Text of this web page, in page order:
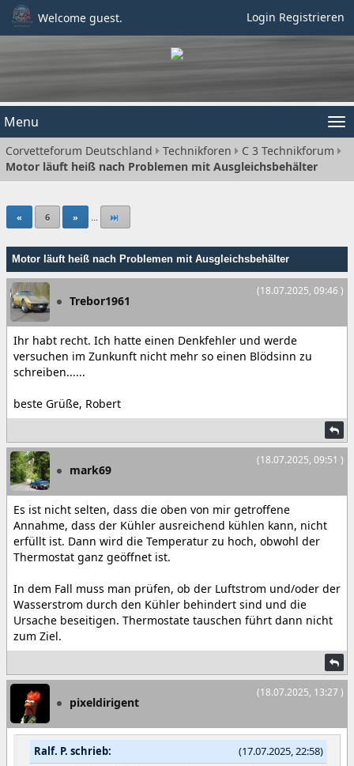
Welcome guest. Login Registrieren
Menu
Corvetteforum Deutschland Technikforen
C 3 Technikforum
Motor läuft heiß nach Problemen mit Ausgleichsbehälter
« 6 » ...
Motor läuft heiß nach Problemen mit Ausgleichsbehälter
(18.07.2025, 09:46 )
Trebor1961
Ihr habt recht. Ich hatte einen Denkfehler und werde
versuchen im Zunkunft nicht mehr so einen Blödsinn zu
schreiben......
beste Grüße, Robert
(18.07.2025, 09:51 )
mark69
Es ist nicht selten, dass die oben von mir getroffene
Annahme, dass der Kühler ausreichend kühlen kann, nicht
erfüllt ist. Dann wird die Temperatur zu hoch, obwohl der
Thermostat ganz geöffnet ist.
In dem Fall muss man prüfen, ob der Luftstrom und/oder der
Wasserstrom durch den Kühler behindert sind und die
Ursache beseitigen. Thermostate tauschen führt dann nicht
zum Ziel.
(18.07.2025, 13:27 )
pixeldirigent
(17.07.2025, 22:58)
Ralf. P. schrieb: